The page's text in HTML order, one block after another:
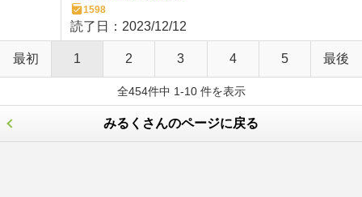
1598
読了日： 2023/12/12
最初 1 2 3 4 5 最後
全454件中 1-10 件を表示
みるくさんのページに戻る